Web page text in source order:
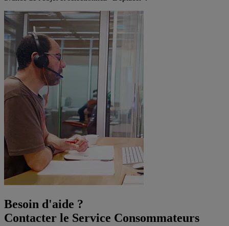
Besoin d'aide ?
Contacter le Service Consommateurs